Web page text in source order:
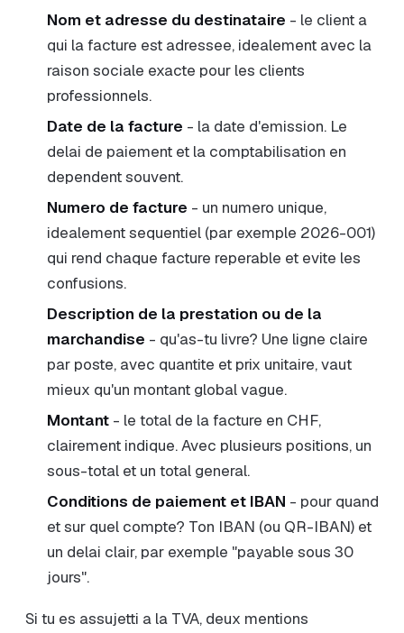
Nom et adresse du destinataire - le client a
qui la facture est adressee, idealement avec la
raison sociale exacte pour les clients
professionnels.
Date de la facture - la date d'emission. Le
delai de paiement et la comptabilisation en
dependent souvent.
Numero de facture - un numero unique,
idealement sequentiel (par exemple 2026-001)
qui rend chaque facture reperable et evite les
confusions.
Description de la prestation ou de la
marchandise - qu'as-tu livre? Une ligne claire
par poste, avec quantite et prix unitaire, vaut
mieux qu'un montant global vague.
Montant - le total de la facture en CHF,
clairement indique. Avec plusieurs positions, un
sous-total et un total general.
Conditions de paiement et IBAN - pour quand
et sur quel compte? Ton IBAN (ou QR-IBAN) et
un delai clair, par exemple "payable sous 30
jours".
Si tu es assujetti a la TVA, deux mentions